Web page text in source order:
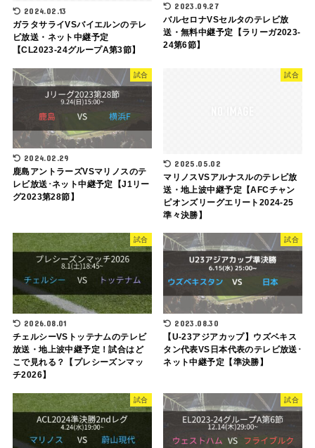
2024.02.13
ガラタサライVSバイエルンのテレ
ビ放送・ネット中継予定
【CL2023-24グループA第3節】
2023.09.27
バルセロナVSセルタのテレビ放
送・無料中継予定【ラリーガ2023-
24第6節】
試合
2024.02.29
鹿島アントラーズVSマリノスのテ
レビ放送･ネット中継予定【J1リー
グ2023第28節】
試合
2025.05.02
マリノスVSアルナスルのテレビ放
送・地上波中継予定【AFCチャン
ピオンズリーグエリート2024-25
準々決勝】
試合
2026.08.01
チェルシーVSトッテナムのテレビ
放送・地上波中継予定！試合はど
こで見れる？【プレシーズンマッ
チ2026】
試合
2023.08.30
【U-23アジアカップ】ウズベキス
タン代表VS日本代表のテレビ放送･
ネット中継予定【準決勝】
試合 試合